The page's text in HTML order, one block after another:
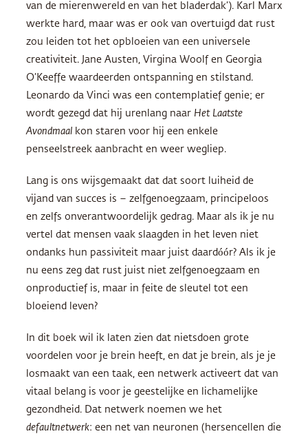
van de mierenwereld en van het bladerdak’). Karl Marx
werkte hard, maar was er ook van overtuigd dat rust
zou leiden tot het opbloeien van een universele
creativiteit. Jane Austen, Virgina Woolf en Georgia
O’Keeffe waardeerden ontspanning en stilstand.
Leonardo da Vinci was een contemplatief genie; er
wordt gezegd dat hij urenlang naar Het Laatste
Avondmaal kon staren voor hij een enkele
penseelstreek aanbracht en weer wegliep.
Lang is ons wijsgemaakt dat dat soort luiheid de
vijand van succes is – zelfgenoegzaam, principeloos
en zelfs onverantwoordelijk gedrag. Maar als ik je nu
vertel dat mensen vaak slaagden in het leven niet
ondanks hun passiviteit maar juist daardóór? Als ik je
nu eens zeg dat rust juist niet zelfgenoegzaam en
onproductief is, maar in feite de sleutel tot een
bloeiend leven?
In dit boek wil ik laten zien dat nietsdoen grote
voordelen voor je brein heeft, en dat je brein, als je je
losmaakt van een taak, een netwerk activeert dat van
vitaal belang is voor je geestelijke en lichamelijke
gezondheid. Dat netwerk noemen we het
defaultnetwerk: een net van neuronen (hersencellen die